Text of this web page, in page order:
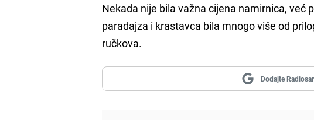
Nekada nije bila važna cijena namirnica, već
paradajza i krastavca bila mnogo više od
ručkova.
Dodajte